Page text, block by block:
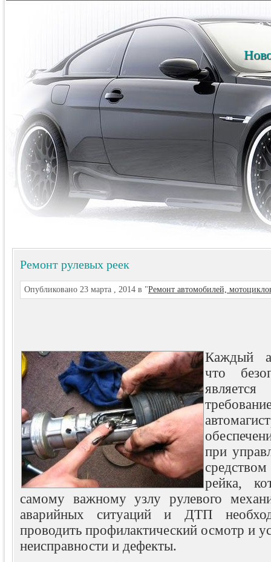
Ремонт рулевых реек
Опубликовано 23 марта , 2014 в "Ремонт автомобилей,
Каждый
что
при
рейка,
самому важному узлу рулевого
аварийных ситуаций и ДТП
проводить профилактический осмотр и
неисправности и дефекты.